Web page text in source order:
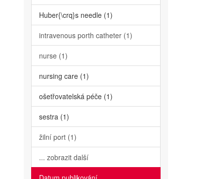
Huber{\crq}s needle (1)
intravenous porth catheter (1)
nurse (1)
nursing care (1)
ošetřovatelská péče (1)
sestra (1)
žilní port (1)
... zobrazit další